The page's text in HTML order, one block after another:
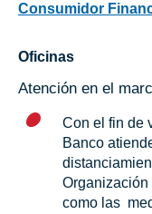
Consumidor
Oficinas
Atención en el
Con el fin de
Banco
como las